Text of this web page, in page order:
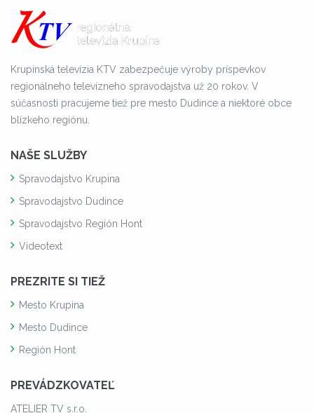
Krupinská televízia KTV zabezpečuje výroby príspevkov
regionálneho televízneho spravodajstva už 20 rokov. V
súčasnosti pracujeme tiež pre mesto Dudince a niektoré obce
blízkeho regiónu.
NAŠE SLUŽBY
Spravodajstvo Krupina
Spravodajstvo Dudince
Spravodajstvo Región Hont
Videotext
PREZRITE SI TIEŽ
Mesto Krupina
Mesto Dudince
Región Hont
PREVÁDZKOVATEĽ
ATELIER TV s.r.o.